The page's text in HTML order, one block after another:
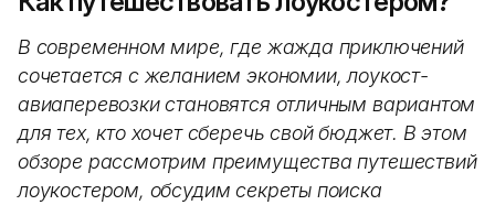
В современном мире, где жажда приключений
сочетается с желанием экономии, лоукост-
авиаперевозки становятся отличным вариантом
для тех, кто хочет сберечь свой бюджет. В этом
обзоре рассмотрим преимущества путешествий
лоукостером, обсудим секреты поиска